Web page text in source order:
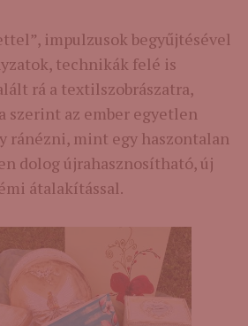
impulzusok begyűjtésével
technikák felé is
rá a textilszobrászatra,
szerint az ember egyetlen
ránézni, mint egy haszontalan
dolog újrahasznosítható, új
átalakítással.